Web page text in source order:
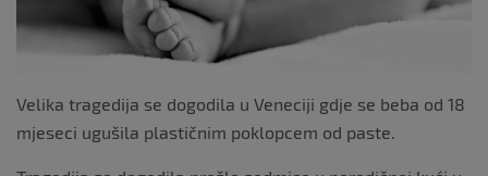
Velika tragedija se dogodila u Veneciji gdje se beba od 18
mjeseci ugušila plastičnim poklopcem od paste.